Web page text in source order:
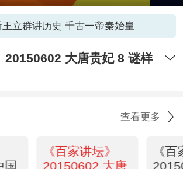
王立群讲历史 千古一帝秦始皇
20150602 大唐贵妃 8 谜样
查看更多
国
《百家讲坛》
20150602 大唐
《